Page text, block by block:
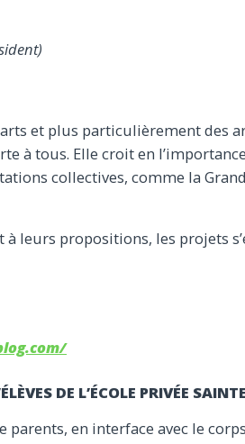
et plus particulièrement des
à tous. Elle croit en
collectives, comme la
leurs propositions, les projets
DE L’ÉCOLE PRIVÉE
parents, en interface avec le